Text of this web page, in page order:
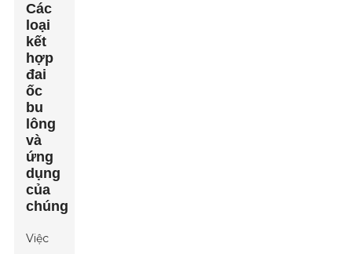
Các
loại
kết
hợp
đai
ốc
bu
lông
và
ứng
dụng
của
chúng
Việc